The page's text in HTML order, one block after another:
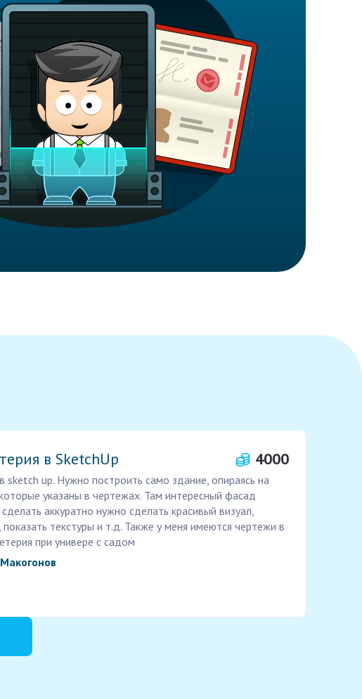
в SketchUp 4000
sketch up. Нужно построить само здание, опираясь на
указаны в чертежах. Там интересный фасад
аккуратно нужно сделать красивый визуал,
показать текстуры и т.д. Также у меня имеются чертежи в
при универе с садом